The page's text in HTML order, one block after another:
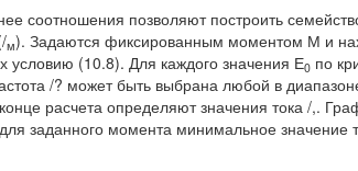
соотношения позволяют построить
м). Задаются фиксированным моментом М и
условию (10.8). Для каждого значения Е0 по
/? может быть выбрана любой в
расчета определяют значения тока /,.
заданного момента минимальное значение